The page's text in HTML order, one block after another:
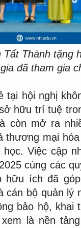
Thành tặng
đã tham gia
tại hội nghị
hữu trí tuệ
còn mở ra
thương mại
Việc cập
cùng các
hữu ích đã
cán bộ quản lý
bảo hộ, khai
là nền